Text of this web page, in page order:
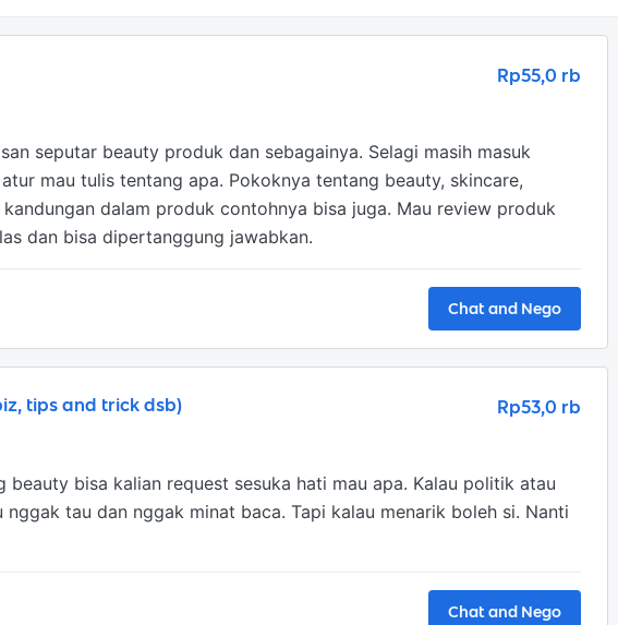
Rp55,0 rb
seputar beauty produk dan sebagainya. Selagi masih masuk
mau tulis tentang apa. Pokoknya tentang beauty, skincare,
dalam produk contohnya bisa juga. Mau review produk
dan bisa dipertanggung jawabkan.
Chat and Nego
tips and trick dsb) Rp53,0 rb
beauty bisa kalian request sesuka hati mau apa. Kalau politik atau
nggak tau dan nggak minat baca. Tapi kalau menarik boleh si. Nanti
Chat and Nego